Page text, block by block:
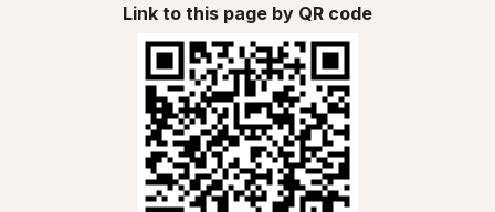
Link to this page by QR code